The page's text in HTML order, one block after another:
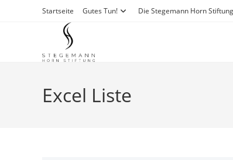
Startseite Gutes Tun! Die Stegemann Horn Stiftung
Excel Liste